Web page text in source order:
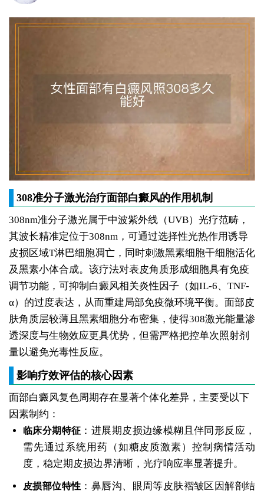
308准分子激光治疗面部白癜风的作用机制
308nm准分子激光属于中波紫外线（UVB）光疗范畴，
其波长精准定位于308nm，可通过选择性光热作用诱导
皮损区域T淋巴细胞凋亡，同时刺激黑素细胞干细胞活化
及黑素小体合成。该疗法对表皮角质形成细胞具有免疫
调节功能，可抑制白癜风相关炎性因子（如IL-6、TNF-
α）的过度表达，从而重建局部免疫微环境平衡。面部皮
肤角质层较薄且黑素细胞分布密集，使得308激光能量渗
透深度与生物效应更具优势，但需严格把控单次照射剂
量以避免光毒性反应。
影响疗效评估的核心因素
面部白癜风复色周期存在显著个体化差异，主要受以下
因素制约：
临床分期特征 ：进展期皮损边缘模糊且伴同形反应，
需先通过系统用药（如糖皮质激素）控制病情活动
度，稳定期皮损边界清晰，光疗响应率显著提升。
皮损部位特性 ：鼻唇沟、眼周等皮肤褶皱区因解剖结